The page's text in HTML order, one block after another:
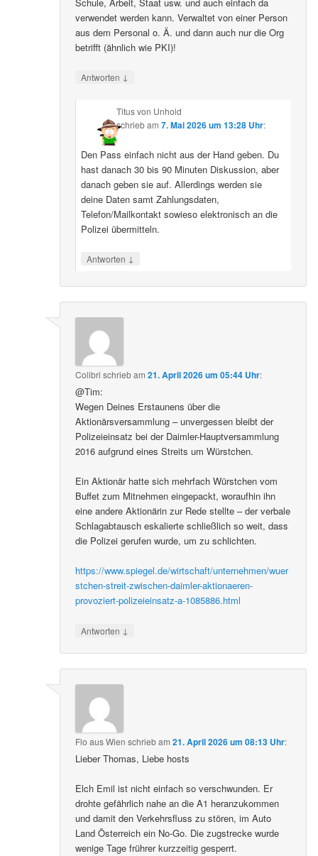
verwendet werden kann. Verwaltet von einer Person
aus dem Personal o. Ä. und dann auch nur die Org
betrifft (ähnlich wie PKI)!
Antworten ↓
Titus von Unhold
schriebam 7. Mai 2026 um 13:28 Uhr:
Den Pass einfach nicht aus der Hand geben. Du
hast danach 30 bis 90 Minuten Diskussion, aber
danach geben sie auf. Allerdings werden sie
deine Daten samt Zahlungsdaten,
Telefon/Mailkontakt sowieso elektronisch an die
Polizei übermitteln.
Antworten ↓
Colibri schriebam21. April 2026 um 05:44 Uhr:
@Tim:
Wegen Deines Erstaunens über die
Aktionärsversammlung – unvergessen bleibt der
Polizeieinsatz bei der Daimler-Hauptversammlung
2016 aufgrund eines Streits um Würstchen.
Ein Aktionär hatte sich mehrfach Würstchen vom
Buffet zum Mitnehmen eingepackt, woraufhin ihn
eine andere Aktionärin zur Rede stellte – der verbale
Schlagabtausch eskalierte schließlich so weit, dass
die Polizei gerufen wurde, um zu schlichten.
https://www.spiegel.de/wirtschaft/unternehmen/wuer
stchen-streit-zwischen-daimler-aktionaeren-
provoziert-polizeieinsatz-a-1085886.html
Antworten ↓
Flo aus Wien schriebam21. April 2026 um 08:13 Uhr:
Lieber Thomas, Liebe hosts
Elch Emil ist nicht einfach so verschwunden. Er
drohte gefährlich nahe an die A1 heranzukommen
und damit den Verkehrsfluss zu stören, im Auto
Land Österreich ein No-Go. Die zugstrecke wurde
wenige Tage frührer kurzzeitig gesperrt.